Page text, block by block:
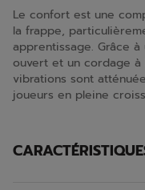
Le confort est une
la frappe,
apprentissage. Grâce
ouvert et un cordage à
vibrations sont
joueurs en pleine